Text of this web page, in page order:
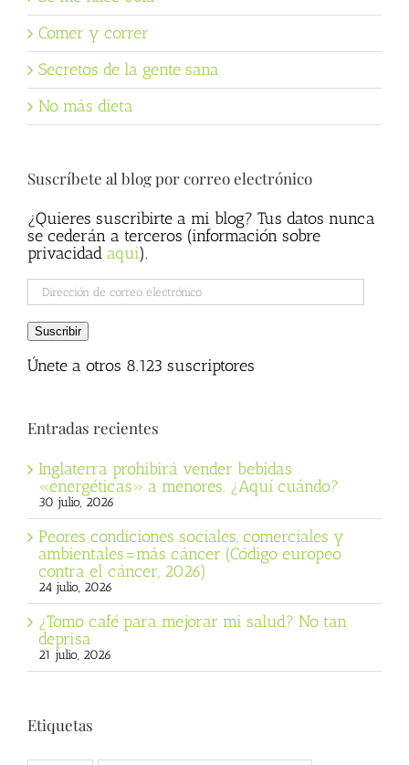
Comer y correr
Secretos de la gente sana
No más dieta
Suscríbete al blog por correo electrónico
¿Quieres suscribirte a mi blog? Tus datos nunca
se cederán a terceros (información sobre
privacidad aqui).
Dirección
de
correo
electrónico
Suscribir
Únete a otros 8.123 suscriptores
Entradas recientes
Inglaterra prohibirá vender bebidas
«energéticas» a menores. ¿Aquí cuándo?
30 julio, 2026
Peores condiciones sociales, comerciales y
ambientales=más cáncer (Código europeo
contra el cáncer, 2026)
24 julio, 2026
¿Tomo café para mejorar mi salud? No tan
deprisa
21 julio, 2026
Etiquetas